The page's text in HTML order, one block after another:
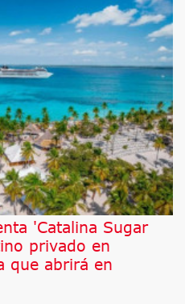
'Catalina Sugar
privado en
que abrirá en